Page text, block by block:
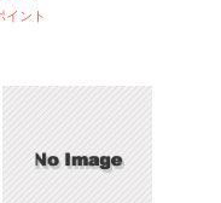
イント